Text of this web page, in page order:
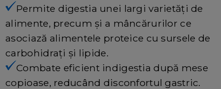
Permite digestia unei largi varietăți de
alimente, precum și a mâncărurilor ce
asociază alimentele proteice cu sursele de
carbohidrați și lipide.
Combate eficient indigestia după mese
copioase, reducând disconfortul gastric.